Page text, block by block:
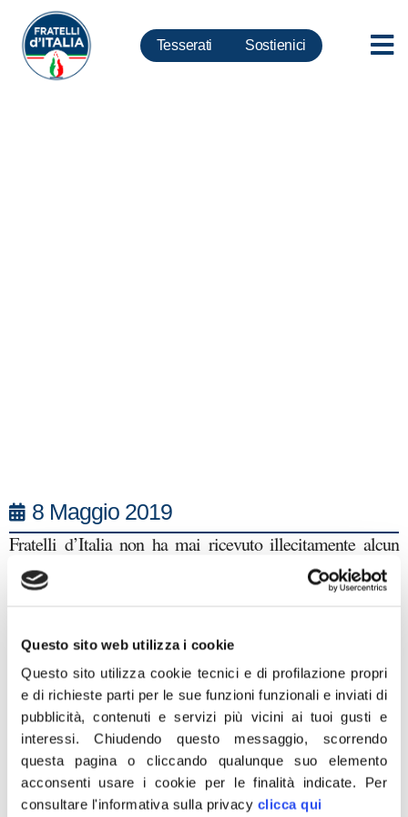
Questo sito web utilizza i cookie
Questo sito utilizza cookie tecnici e di profilazione propri
e di richieste parti per le sue funzioni funzionali e inviati di
pubblicità, contenuti e servizi più vicini ai tuoi gusti e
interessi.Chiudendo questo messaggio, scorrendo
questa pagina o cliccando qualunque suo elemento
acconsenti usare i cookie per le finalità indicate. Per
consultare l'informativa sulla privacy clicca qui
Tesserati Sostienici
8 Maggio 2019
Fratelli d’Italia non ha mai ricevuto illecitamente alcun
finanziamento. Lo dimostra la stessa indagine della
magistratura che ha portato all’arresto di oltre 40 persone
stato raggiunto neppure da un avviso di garanzia. I
contributi pubblici che arrivano a Fratelli d’Italia sono tutti
registrati a norma di legge e i nostri bilanci sono da sempre
trasparenti e a disposizione di chiunque voglia verificarli.
Nel sottolineare come le parole espresse oggi in conferenza
stampa dal Procuratore – che ben conosce tutti i fatti
relativi alla vicenda giudiziaria – possano aver
involontariamente tratto in inganno la stampa, invitiamo i